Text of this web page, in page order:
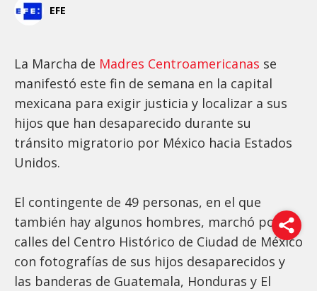
EFE
La Marcha de Madres Centroamericanas se
manifestó este fin de semana en la capital
mexicana para exigir justicia y localizar a sus
hijos que han desaparecido durante su
tránsito migratorio por México hacia Estados
Unidos.
El contingente de 49 personas, en el que
también hay algunos hombres, marchó por las
calles del Centro Histórico de Ciudad de México
con fotografías de sus hijos desaparecidos y
las banderas de Guatemala, Honduras y El